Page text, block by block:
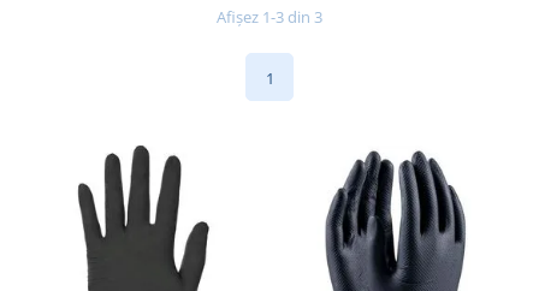
Afișez 1-3 din 3
1